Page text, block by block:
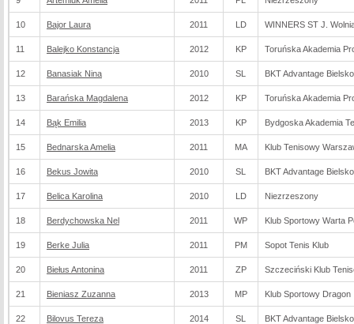
10 Bajor Laura 2011 LD WINNERS ST J.
11 Balejko Konstancja 2012 KP Toruńska Akademia
12 Banasiak Nina 2010 SL BKT Advantage
13 Barańska Magdalena 2012 KP Toruńska Akademia
14 Bąk Emilia 2013 KP Bydgoska Akademia
15 Bednarska Amelia 2011 MA Klub Tenisowy
16 Bekus Jowita 2010 SL BKT Advantage
17 Belica Karolina 2010 LD Niezrzeszony
18 Berdychowska Nel 2011 WP Klub Sportowy Warta
19 Berke Julia 2011 PM Sopot Tenis Klub
20 Biełus Antonina 2011 ZP Szczeciński Klub
21 Bieniasz Zuzanna 2013 MP Klub Sportowy Dragon
22 Bilovus Tereza 2014 SL BKT Advantage